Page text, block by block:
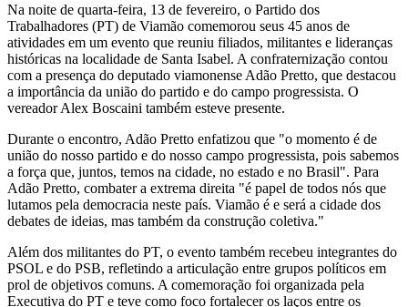
Na noite de quarta-feira, 13 de fevereiro, o Partido dos
Trabalhadores (PT) de Viamão comemorou seus 45 anos de
atividades em um evento que reuniu filiados, militantes e lideranças
históricas na localidade de Santa Isabel. A confraternização contou
com a presença do deputado viamonense Adão Pretto, que destacou
a importância da união do partido e do campo progressista. O
vereador Alex Boscaini também esteve presente.
Durante o encontro, Adão Pretto enfatizou que "o momento é de
união do nosso partido e do nosso campo progressista, pois sabemos
a força que, juntos, temos na cidade, no estado e no Brasil". Para
Adão Pretto, combater a extrema direita "é papel de todos nós que
lutamos pela democracia neste país. Viamão é e será a cidade dos
debates de ideias, mas também da construção coletiva."
Além dos militantes do PT, o evento também recebeu integrantes do
PSOL e do PSB, refletindo a articulação entre grupos políticos em
prol de objetivos comuns. A comemoração foi organizada pela
Executiva do PT e teve como foco fortalecer os laços entre os